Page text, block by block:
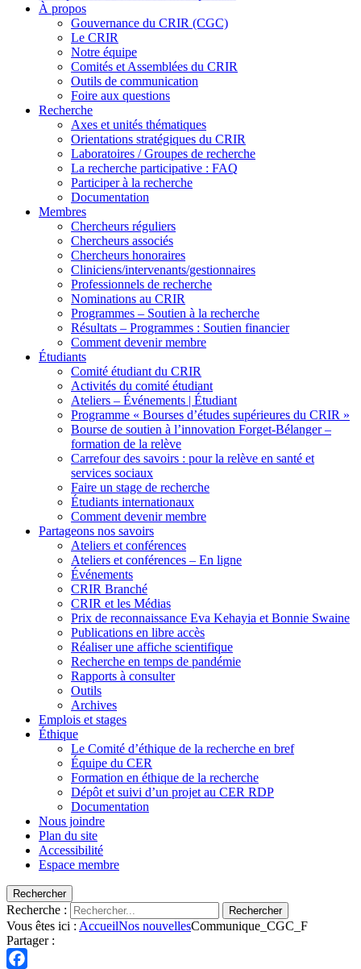
À propos
Gouvernance du CRIR (CGC)
Le CRIR
Notre équipe
Comités et Assemblées du CRIR
Outils de communication
Foire aux questions
Recherche
Axes et unités thématiques
Orientations stratégiques du CRIR
Laboratoires / Groupes de recherche
La recherche participative : FAQ
Participer à la recherche
Documentation
Membres
Chercheurs réguliers
Chercheurs associés
Chercheurs honoraires
Cliniciens/intervenants/gestionnaires
Professionnels de recherche
Nominations au CRIR
Programmes – Soutien à la recherche
Résultats – Programmes : Soutien financier
Comment devenir membre
Étudiants
Comité étudiant du CRIR
Activités du comité étudiant
Ateliers – Événements | Étudiant
Programme « Bourses d’études supérieures du CRIR »
Bourse de soutien à l’innovation Forget-Bélanger –
formation de la relève
Carrefour des savoirs : pour la relève en santé et
services sociaux
Faire un stage de recherche
Étudiants internationaux
Comment devenir membre
Partageons nos savoirs
Ateliers et conférences
Ateliers et conférences – En ligne
Événements
CRIR Branché
CRIR et les Médias
Prix de reconnaissance Eva Kehayia et Bonnie Swaine
Publications en libre accès
Réaliser une affiche scientifique
Recherche en temps de pandémie
Rapports à consulter
Outils
Archives
Emplois et stages
Éthique
Le Comité d’éthique de la recherche en bref
Équipe du CER
Formation en éthique de la recherche
Dépôt et suivi d’un projet au CER RDP
Documentation
Nous joindre
Plan du site
Accessibilité
Espace membre
Rechercher
Recherche : Rechercher
Vous êtes ici : AccueilNos nouvellesCommunique_CGC_F
Partager :